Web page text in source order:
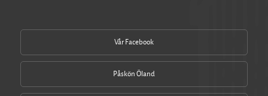
Vår Facebook
Påskön Öland